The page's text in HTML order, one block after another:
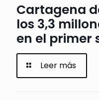
Cartagena
los 3,3
en el primer
Leer más